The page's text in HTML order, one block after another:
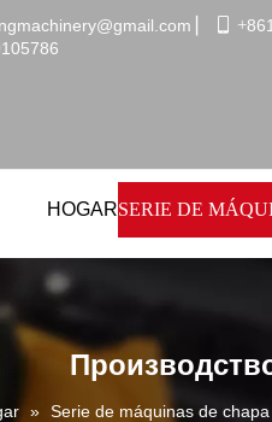
 +
HOGARSERIE DE
» Serie de máquinas de chapa